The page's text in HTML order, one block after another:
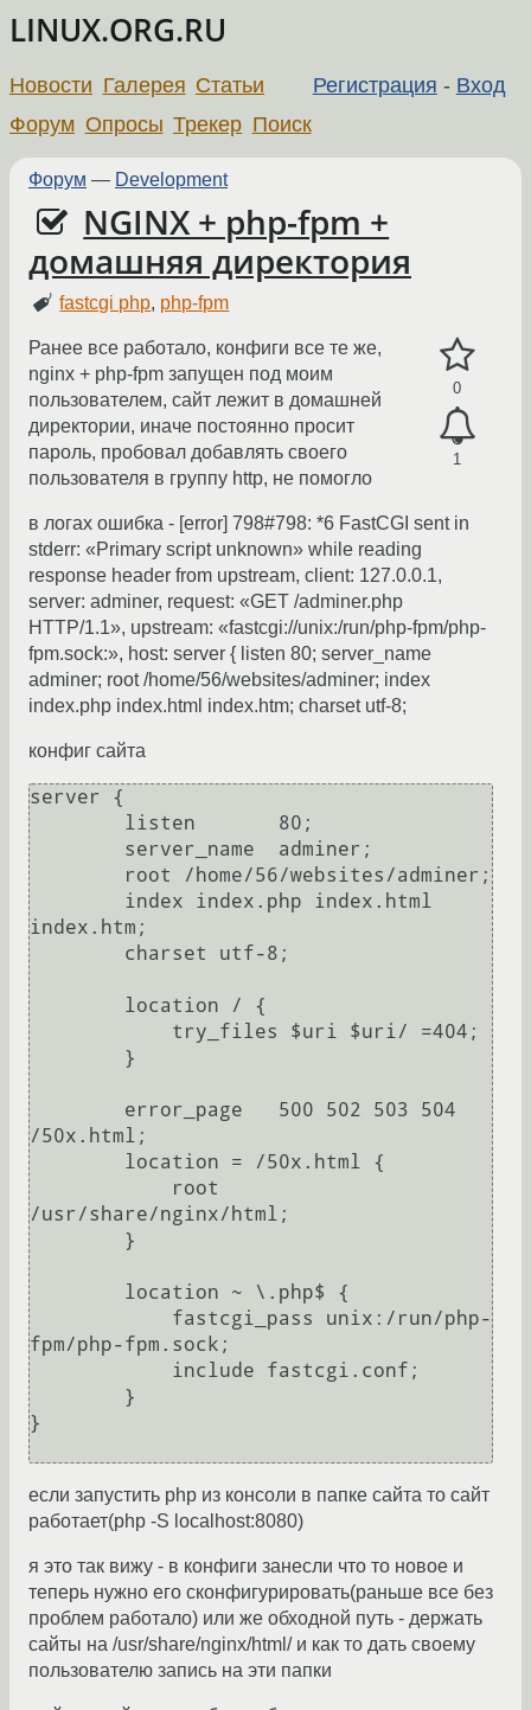
LINUX.ORG.RU
Регистрация - Вход
Новости Галерея Статьи
Форум Опросы Трекер Поиск
Форум — Development
NGINX + php-fpm +
домашняя директория
fastcgi php, php-fpm
0
1
Ранее все работало, конфиги все те же,
nginx + php-fpm запущен под моим
пользователем, сайт лежит в домашней
директории, иначе постоянно просит
пароль, пробовал добавлять своего
пользователя в группу http, не помогло
в логах ошибка - [error] 798#798: *6 FastCGI sent in
stderr: «Primary script unknown» while reading
response header from upstream, client: 127.0.0.1,
server: adminer, request: «GET /adminer.php
HTTP/1.1», upstream: «fastcgi://unix:/run/php-fpm/php-
fpm.sock:», host: server { listen 80; server_name
adminer; root /home/56/websites/adminer; index
index.php index.html index.htm; charset utf-8;
конфиг сайта
server {
index.htm;
/50x.html;
/usr/share/nginx/html;
fpm/php-fpm.sock;
}
если запустить php из консоли в папке сайта то сайт
работает(php -S localhost:8080)
я это так вижу - в конфиги занесли что то новое и
теперь нужно его сконфигурировать(раньше все без
проблем работало) или же обходной путь - держать
сайты на /usr/share/nginx/html/ и как то дать своему
пользователю запись на эти папки